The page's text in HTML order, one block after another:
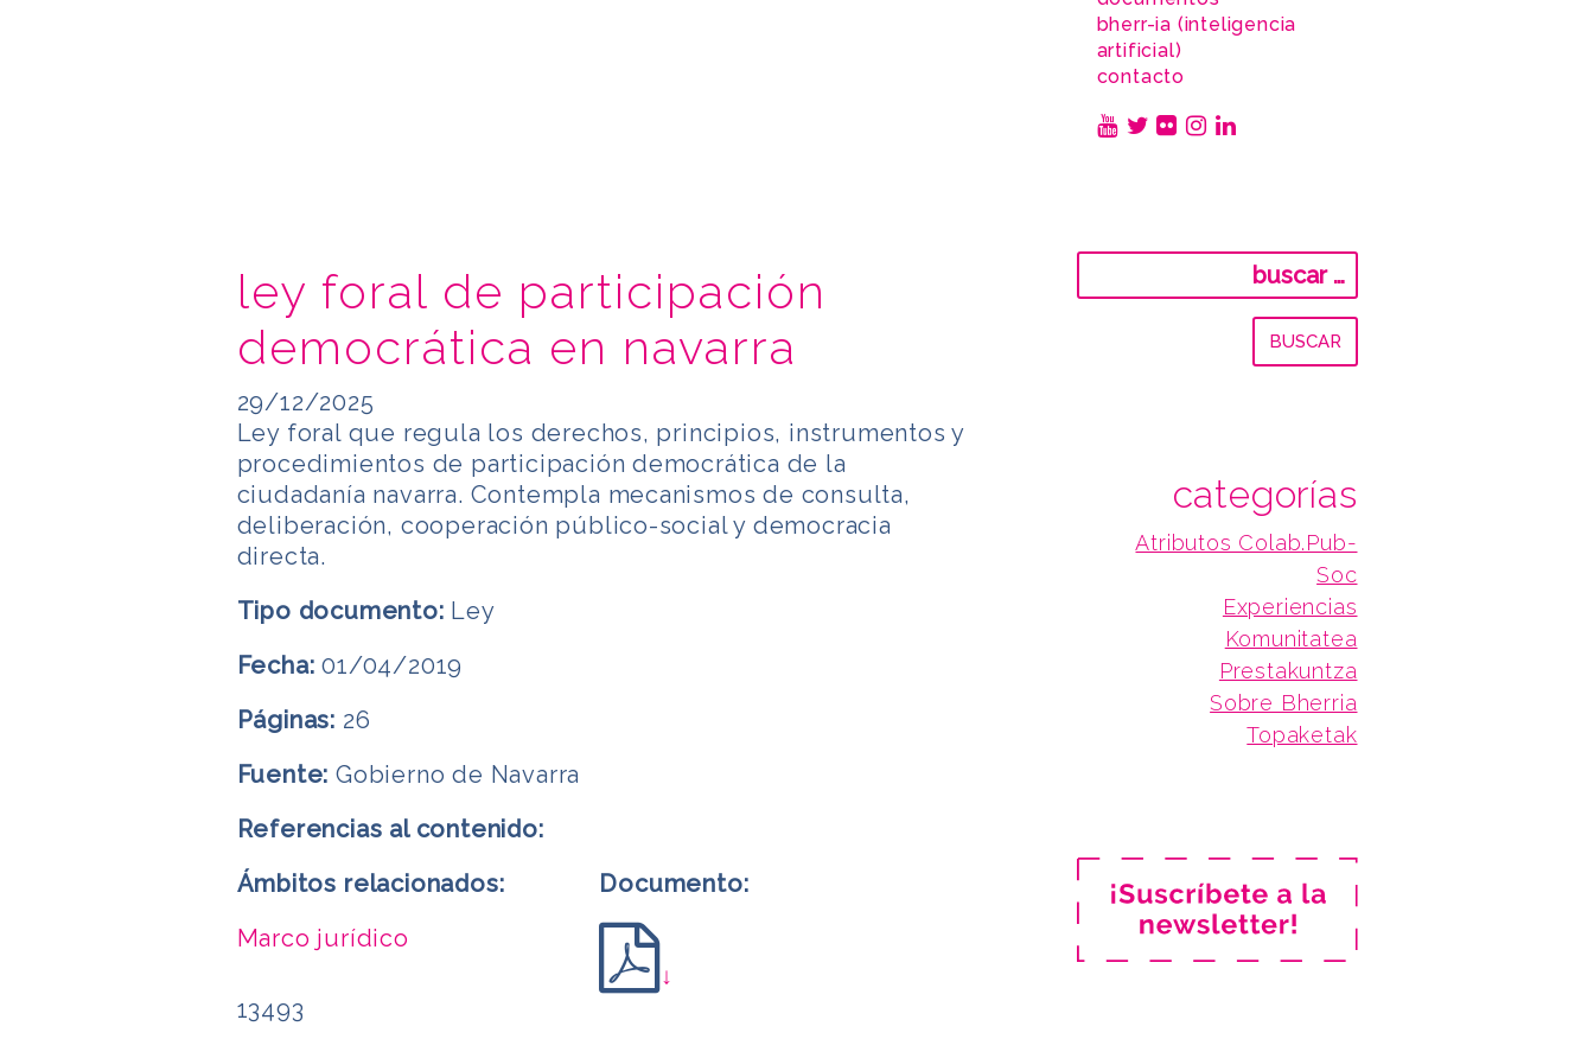
bherr-ia (inteligencia
artificial)
contacto
ley foral de participación
democrática en navarra
29/12/2025
Ley foral que regula los derechos, principios, instrumentos y
procedimientos de participación democrática de la
ciudadanía navarra. Contempla mecanismos de consulta,
deliberación, cooperación público-social y democracia
directa.
Tipo documento: Ley
Fecha:01/04/2019
Páginas: 26
Fuente: Gobierno de Navarra
Referencias al contenido:
Ámbitos relacionados:
Marco jurídico
Documento:
↓
13493
categorías
Atributos Colab.Pub-
Soc
Experiencias
Komunitatea
Prestakuntza
Sobre Bherria
Topaketak